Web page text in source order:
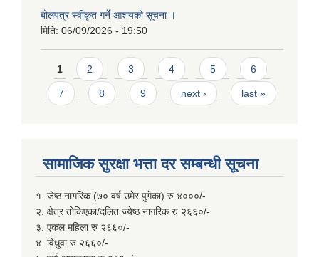
बोलपत्र स्वीकृत गर्ने आशयको सूचना ।
मिति: 06/09/2026 - 19:50
Pages
1 2 3 4 5 6
7 8 9 next › last »
सामाजिक सुरक्षा भत्ता दर सम्बन्धी सूचना
१. जेष्ठ नागरिक (७० वर्ष उमेर पुगेका) रु ४०००/-
२. क्षेत्र तोकिएका/दलित ज्येष्ठ नागरिक रु २६६०/-
३. एकल महिला रु २६६०/-
४. विधुवा रु २६६०/-